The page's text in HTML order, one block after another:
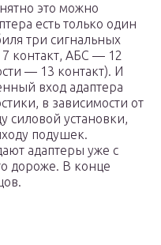
это можно
есть только один
три сигнальных
контакт, АБС — 12
— 13 контакт). И
вход адаптера
в зависимости от
силовой установки,
подушек.
адаптеры уже с
дороже. В конце